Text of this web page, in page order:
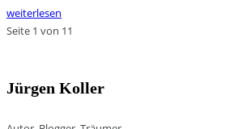
weiterlesen
Seite 1 von 11
Jürgen Koller